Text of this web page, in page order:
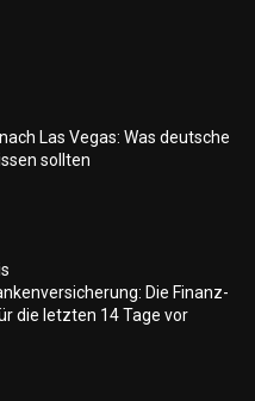
Las Vegas: Was deutsche
sollten
Die Finanz-
die letzten 14 Tage vor